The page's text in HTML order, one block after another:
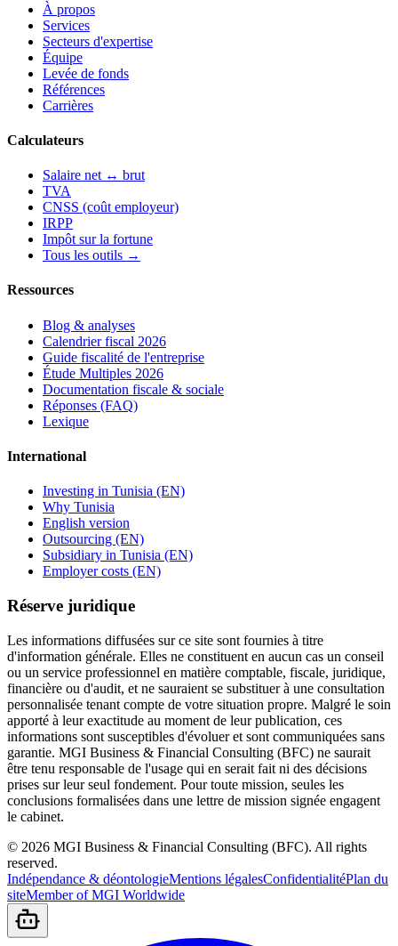
À propos
Services
Secteurs d'expertise
Équipe
Levée de fonds
Références
Carrières
Calculateurs
Salaire net ↔ brut
TVA
CNSS (coût employeur)
IRPP
Impôt sur la fortune
Tous les outils →
Ressources
Blog & analyses
Calendrier fiscal 2026
Guide fiscalité de l'entreprise
Étude Multiples 2026
Documentation fiscale & sociale
Réponses (FAQ)
Lexique
International
Investing in Tunisia (EN)
Why Tunisia
English version
Outsourcing (EN)
Subsidiary in Tunisia (EN)
Employer costs (EN)
Réserve juridique
Les informations diffusées sur ce site sont fournies à titre
d'information générale. Elles ne constituent en aucun cas un conseil
ou un service professionnel en matière comptable, fiscale, juridique,
financière ou d'audit, et ne sauraient se substituer à une consultation
personnalisée tenant compte de votre situation propre. Malgré le soin
apporté à leur exactitude au moment de leur publication, ces
informations sont susceptibles d'évoluer et sont communiquées sans
garantie. MGI Business & Financial Consulting (BFC) ne saurait
être tenu responsable de l'usage qui en serait fait ni des décisions
prises sur leur seul fondement. Pour toute mission, seules les
conclusions formalisées dans une lettre de mission signée engagent
le cabinet.
© 2026 MGI Business & Financial Consulting (BFC). All rights
reserved.
Indépendance & déontologieMentions légalesConfidentialitéPlan du
siteMember of MGI Worldwide